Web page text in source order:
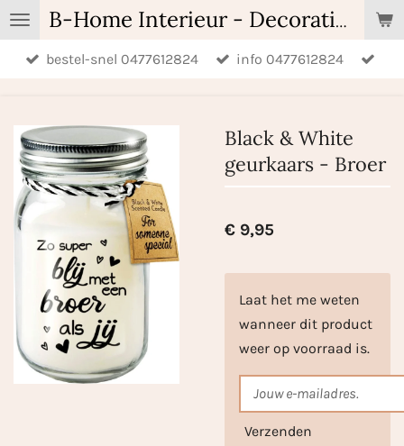
Ga
direct
naar
B-Home Interieur - Decoratie & Geschenken - Geurartikelen
bestel-snel 0477612824 info 0477612824
Black & White
geurkaars - Broer
€ 9,95
Laat het me weten
wanneer dit product
weer op voorraad is.
Verzenden